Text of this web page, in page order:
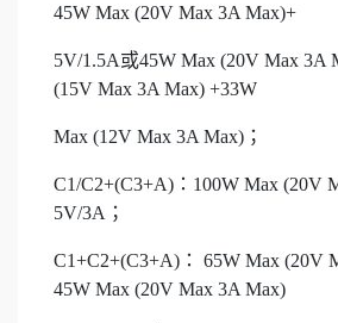
45W Max (20V Max 3A Max)+
5V/1.5A或45W Max (20V Max 3A
(15V Max 3A Max) +33W
Max (12V Max 3A Max)；
C1/C2+(C3+A)：100W Max (20V
5V/3A；
C1+C2+(C3+A)： 65W Max (20V
45W Max (20V Max 3A Max)